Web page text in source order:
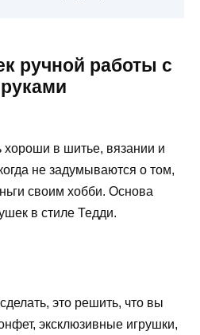
ручной работы с
в шитье, вязании и
не задумываются о том,
своим хобби. Основа
в стиле Тедди.
это решить, что вы
эксклюзивные игрушки,